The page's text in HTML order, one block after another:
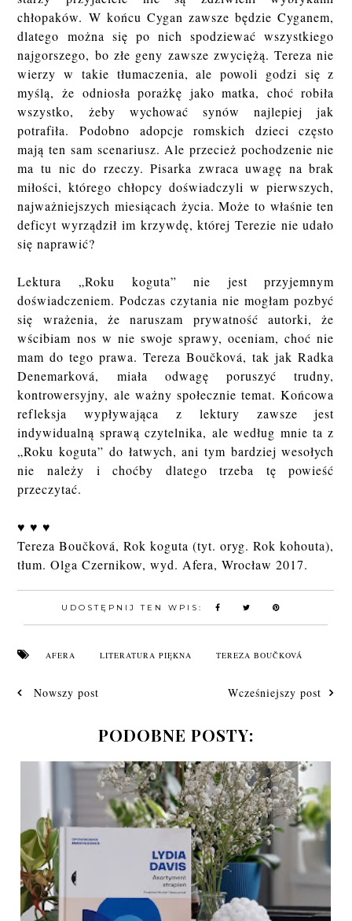
chłopaków. W końcu Cygan zawsze będzie Cyganem,
dlatego można się po nich spodziewać wszystkiego
najgorszego, bo złe geny zawsze zwyciężą. Tereza nie
wierzy w takie tłumaczenia, ale powoli godzi się z
myślą, że odniosła porażkę jako matka, choć robiła
wszystko, żeby wychować synów najlepiej jak
potrafiła. Podobno adopcje romskich dzieci często
mają ten sam scenariusz. Ale przecież pochodzenie nie
ma tu nic do rzeczy. Pisarka zwraca uwagę na brak
miłości, którego chłopcy doświadczyli w pierwszych,
najważniejszych miesiącach życia. Może to właśnie ten
deficyt wyrządził im krzywdę, której Terezie nie udało
się naprawić?
Lektura „Roku koguta” nie jest przyjemnym
doświadczeniem. Podczas czytania nie mogłam pozbyć
się wrażenia, że naruszam prywatność autorki, że
wścibiam nos w nie swoje sprawy, oceniam, choć nie
mam do tego prawa. Tereza Boučková, tak jak Radka
Denemarková, miała odwagę poruszyć trudny,
kontrowersyjny, ale ważny społecznie temat. Końcowa
refleksja wypływająca z lektury zawsze jest
indywidualną sprawą czytelnika, ale według mnie ta z
„Roku koguta” do łatwych, ani tym bardziej wesołych
nie należy i choćby dlatego trzeba tę powieść
przeczytać.
♥ ♥ ♥
Tereza Boučková, Rok koguta (tyt. oryg. Rok kohouta),
tłum. Olga Czernikow, wyd. Afera, Wrocław 2017.
UDOSTĘPNIJ TEN WPIS:
AFERA LITERATURA PIĘKNA TEREZA BOUČKOVÁ
Nowszy post Wcześniejszy post
PODOBNE POSTY: